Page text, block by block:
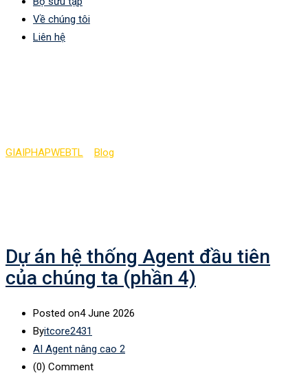
Về chúng tôi
Liên hệ
GIAIPHAPWEBTL Blog
Dự án hệ thống Agent đầu tiên
của chúng ta (phần 4)
Posted on4 June 2026
Byitcore2431
AI Agent nâng cao 2
(0) Comment